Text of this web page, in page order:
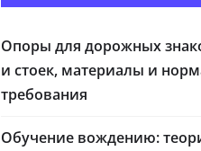
Опоры для дорожных
и стоек, материалы и
требования
Обучение вождению: